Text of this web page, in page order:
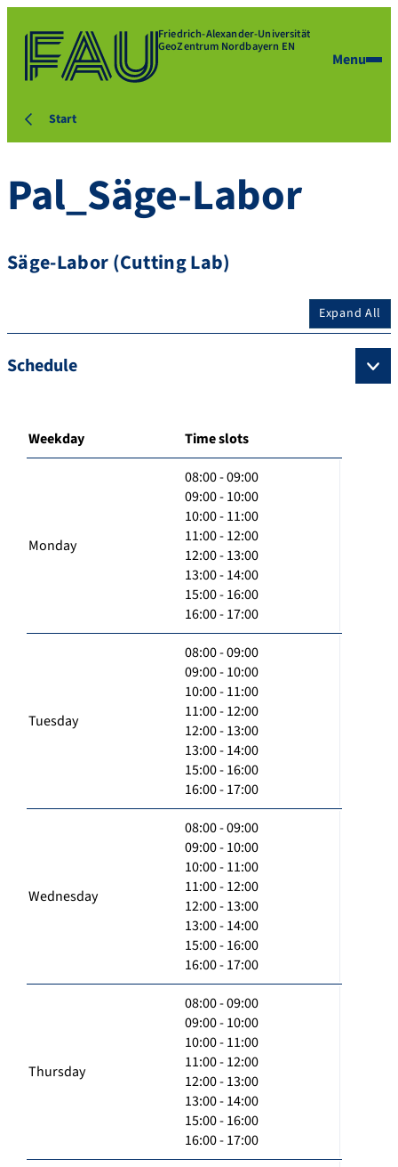
Friedrich-Alexander-Universität
GeoZentrum Nordbayern EN
Menu
Start
Pal_Säge-Labor
Säge-Labor (Cutting Lab)
Expand All
Schedule
Weekday Time slots
Monday
08:00 - 09:00
09:00 - 10:00
10:00 - 11:00
11:00 - 12:00
12:00 - 13:00
13:00 - 14:00
15:00 - 16:00
16:00 - 17:00
Tuesday
08:00 - 09:00
09:00 - 10:00
10:00 - 11:00
11:00 - 12:00
12:00 - 13:00
13:00 - 14:00
15:00 - 16:00
16:00 - 17:00
Wednesday
08:00 - 09:00
09:00 - 10:00
10:00 - 11:00
11:00 - 12:00
12:00 - 13:00
13:00 - 14:00
15:00 - 16:00
16:00 - 17:00
Thursday
08:00 - 09:00
09:00 - 10:00
10:00 - 11:00
11:00 - 12:00
12:00 - 13:00
13:00 - 14:00
15:00 - 16:00
16:00 - 17:00